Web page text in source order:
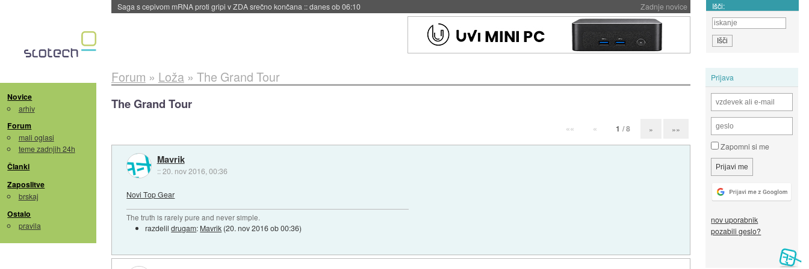
Zadnje novice
BMW v vozilih začel predvajati reklame::danes ob 06:09 Išči:
Novice
arhiv
Forum
mali oglasi
teme zadnjih 24h
Članki
Zaposlitve
brskaj
Ostalo
pravila
Prijava
Zapomni si me
nov uporabnik
pozabili geslo?
Forum » Loža» The Grand Tour
The Grand Tour
«« « 1 / 8 » »»
Mavrik
::20. nov 2016, 00:36
Novi Top Gear
The truth is rarely pure and never simple.
razdelildrugam: Mavrik (20. nov 2016 ob 00:36)